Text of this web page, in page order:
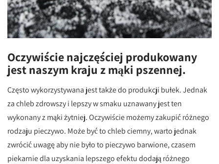
Oczywiście najczęściej produkowany
jest naszym kraju z mąki pszennej.
Często wykorzystywana jest także do produkcji bułek. Jednak
za chleb zdrowszy i lepszy w smaku uznawany jest ten
wykonany z mąki żytniej. Oczywiście możemy zakupić różnego
rodzaju pieczywo. Może być to chleb ciemny, warto jednak
zwrócić uwagę aby nie było to pieczywo barwione, czasem
piekarnie dla uzyskania lepszego efektu dodają różnego